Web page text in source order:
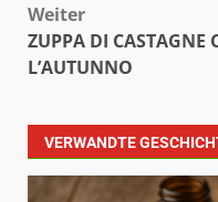
Weiter
ZUPPA DI CASTAGNE
L’AUTUNNO
VERWANDTE